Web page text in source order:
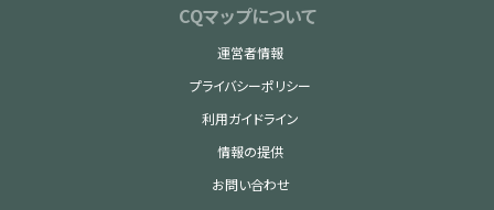
CQマップについて
運営者情報
プライバシーポリシー
利用ガイドライン
情報の提供
お問い合わせ